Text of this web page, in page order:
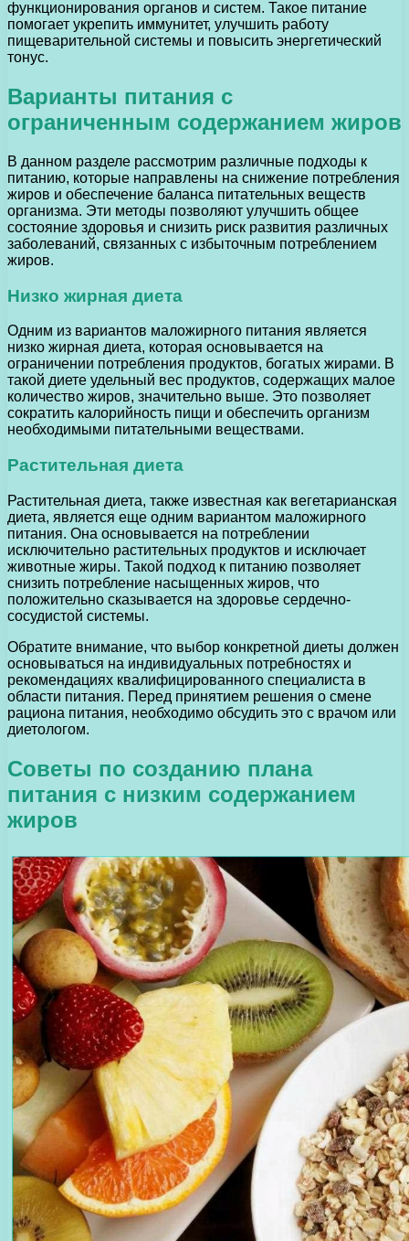
функционирования органов и систем. Такое питание
помогает укрепить иммунитет, улучшить работу
пищеварительной системы и повысить энергетический
тонус.
Варианты питания с
ограниченным содержанием жиров
В данном разделе рассмотрим различные подходы к
питанию, которые направлены на снижение потребления
жиров и обеспечение баланса питательных веществ
организма. Эти методы позволяют улучшить общее
состояние здоровья и снизить риск развития различных
заболеваний, связанных с избыточным потреблением
жиров.
Низко жирная диета
Одним из вариантов маложирного питания является
низко жирная диета, которая основывается на
ограничении потребления продуктов, богатых жирами. В
такой диете удельный вес продуктов, содержащих малое
количество жиров, значительно выше. Это позволяет
сократить калорийность пищи и обеспечить организм
необходимыми питательными веществами.
Растительная диета
Растительная диета, также известная как вегетарианская
диета, является еще одним вариантом маложирного
питания. Она основывается на потреблении
исключительно растительных продуктов и исключает
животные жиры. Такой подход к питанию позволяет
снизить потребление насыщенных жиров, что
положительно сказывается на здоровье сердечно-
сосудистой системы.
Обратите внимание, что выбор конкретной диеты должен
основываться на индивидуальных потребностях и
рекомендациях квалифицированного специалиста в
области питания. Перед принятием решения о смене
рациона питания, необходимо обсудить это с врачом или
диетологом.
Советы по созданию плана
питания с низким содержанием
жиров